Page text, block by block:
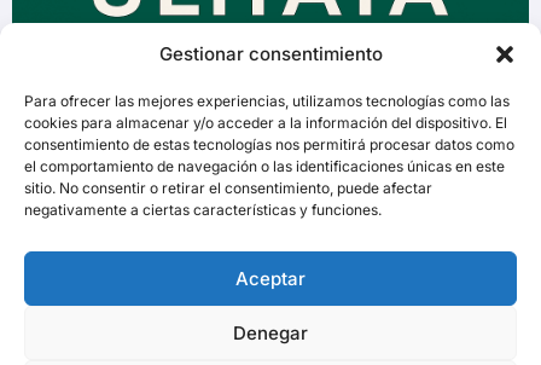
Gestionar consentimiento
Para ofrecer las mejores experiencias, utilizamos tecnologías como las
cookies para almacenar y/o acceder a la información del dispositivo. El
consentimiento de estas tecnologías nos permitirá procesar datos como
el comportamiento de navegación o las identificaciones únicas en este
sitio. No consentir o retirar el consentimiento, puede afectar
negativamente a ciertas características y funciones.
Aceptar
Denegar